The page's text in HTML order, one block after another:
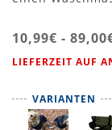
10,99€ -
LIEFERZEIT AUF
VARIANTEN